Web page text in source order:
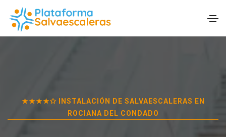
★★★★✩ INSTALACIÓN DE SALVAESCALERAS EN
ROCIANA DEL CONDADO